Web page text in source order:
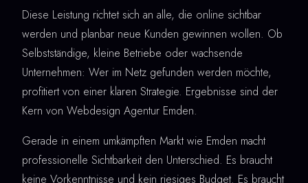
Diese Leistung richtet sich an alle, die online sichtbar
werden und planbar neue Kunden gewinnen wollen. Ob
Selbstständige, kleine Betriebe oder wachsende
Unternehmen: Wer im Netz gefunden werden möchte,
profitiert von einer klaren Strategie. Ergebnisse sind der
Kern von Webdesign Agentur Emden.
Gerade in einem umkämpften Markt wie Emden macht
professionelle Sichtbarkeit den Unterschied. Es braucht
keine Vorkenntnisse und kein riesiges Budget. Es braucht